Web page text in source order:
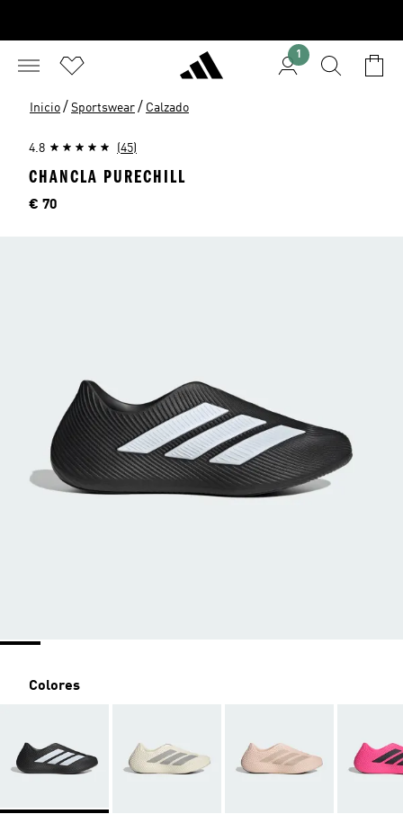
1
Inicio / Sportswear / Calzado
4.8 (45)
CHANCLA PURECHILL
Precio
€ 70
Colores